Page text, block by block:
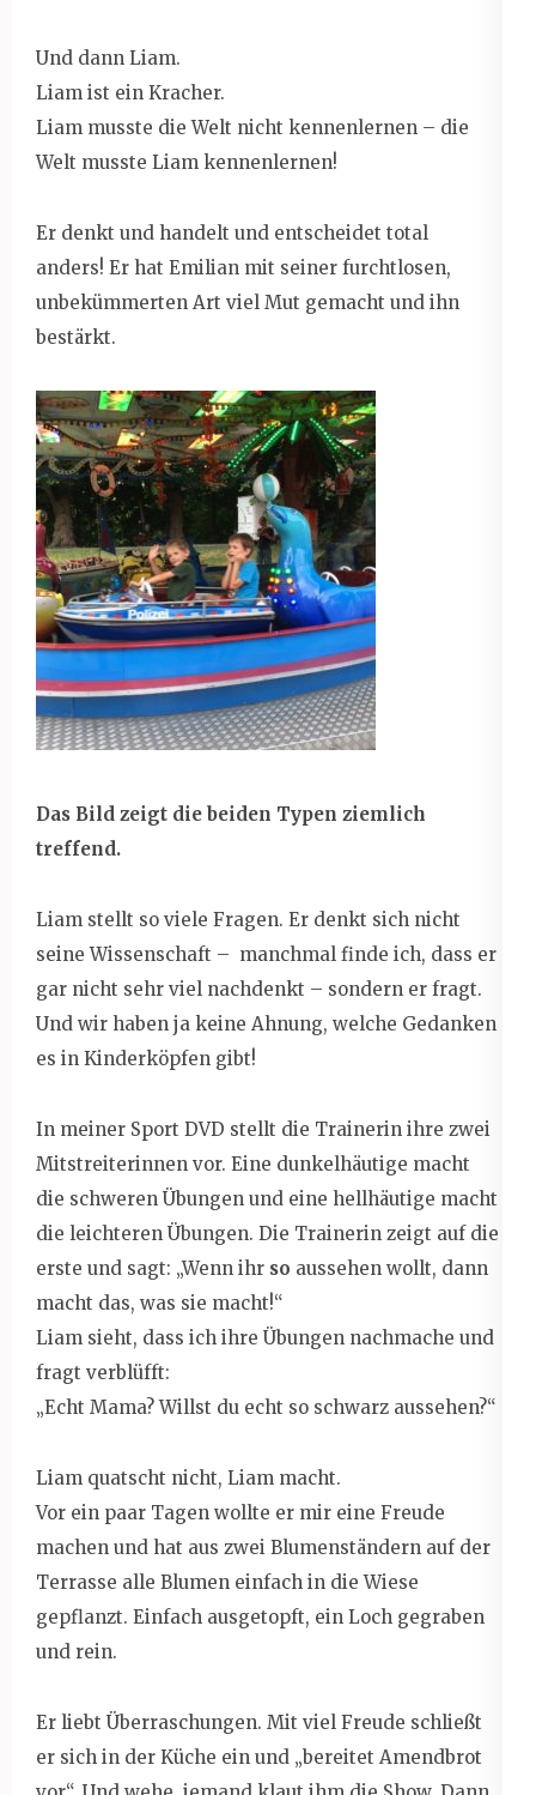
Und dann Liam.
Liam ist ein Kracher.
Liam musste die Welt nicht kennenlernen – die
Welt musste Liam kennenlernen!
Er denkt und handelt und entscheidet total
anders! Er hat Emilian mit seiner furchtlosen,
unbekümmerten Art viel Mut gemacht und ihn
bestärkt.
Das Bild zeigt die beiden Typen ziemlich
treffend.
Liam stellt so viele Fragen. Er denkt sich nicht
seine Wissenschaft – manchmal finde ich, dass er
gar nicht sehr viel nachdenkt – sondern er fragt.
Und wir haben ja keine Ahnung, welche Gedanken
es in Kinderköpfen gibt!
In meiner Sport DVD stellt die Trainerin ihre zwei
Mitstreiterinnen vor. Eine dunkelhäutige macht
die schweren Übungen und eine hellhäutige macht
die leichteren Übungen. Die Trainerin zeigt auf die
erste und sagt: „Wenn ihr so aussehen wollt, dann
macht das, was sie macht!“
Liam sieht, dass ich ihre Übungen nachmache und
fragt verblüfft:
„Echt Mama? Willst du echt so schwarz aussehen?“
Liam quatscht nicht, Liam macht.
Vor ein paar Tagen wollte er mir eine Freude
machen und hat aus zwei Blumenständern auf der
Terrasse alle Blumen einfach in die Wiese
gepflanzt. Einfach ausgetopft, ein Loch gegraben
und rein.
Er liebt Überraschungen. Mit viel Freude schließt
er sich in der Küche ein und „bereitet Amendbrot